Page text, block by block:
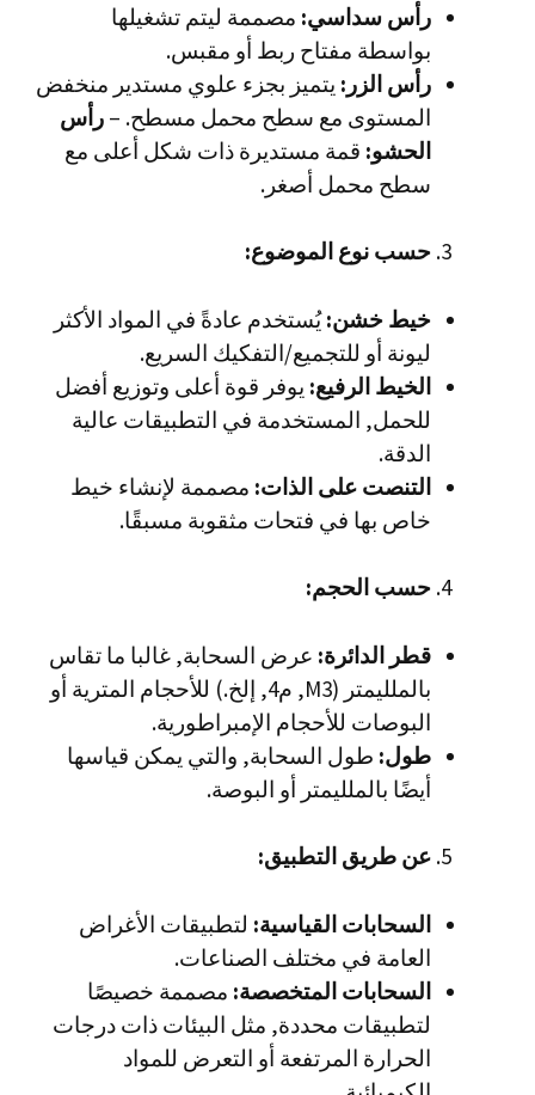
رأس سداسي: مصممة ليتم تشغيلها
بواسطة مفتاح ربط أو مقبس.
رأس الزر: يتميز بجزء علوي مستدير منخفض
المستوى مع سطح محمل مسطح. – رأس
الحشو: قمة مستديرة ذات شكل أعلى مع
سطح محمل أصغر.
حسب نوع الموضوع:
خيط خشن:يُستخدم عادةً في المواد الأكثر
ليونة أو للتجميع/التفكيك السريع.
الخيط الرفيع: يوفر قوة أعلى وتوزيع أفضل
للحمل, المستخدمة في التطبيقات عالية
الدقة.
التنصت على الذات: مصممة لإنشاء خيط
خاص بها في فتحات مثقوبة مسبقًا.
حسب الحجم:
قطر الدائرة: عرض السحابة, غالبا ما تقاس
بالملليمتر (M3, م4, إلخ.) للأحجام المترية أو
البوصات للأحجام الإمبراطورية.
طول: طول السحابة, والتي يمكن قياسها
أيضًا بالملليمتر أو البوصة.
عن طريق التطبيق:
السحابات القياسية: لتطبيقات الأغراض
العامة في مختلف الصناعات.
السحابات المتخصصة: مصممة خصيصًا
لتطبيقات محددة, مثل البيئات ذات درجات
الحرارة المرتفعة أو التعرض للمواد